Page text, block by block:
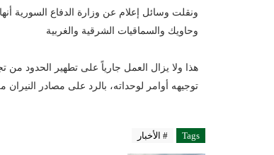
ونقلت وسائل إعلام عن وزارة الدفاع السورية
وحاويك والسماقيات الشرقية والغربية
هذا ولا يزال العمل جارياً على تطهير الحدود من
توجيهه أوامر لوحداته، بالرد على مصادر
Tags # الأخبار